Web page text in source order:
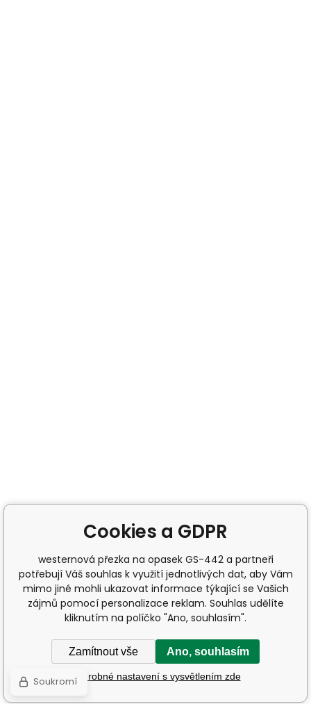
Cookies a GDPR
westernová přezka na opasek GS-442 a partneři
potřebují Váš souhlas k využití jednotlivých dat, aby Vám
mimo jiné mohli ukazovat informace týkající se Vašich
zájmů pomocí personalizace reklam. Souhlas udělíte
kliknutím na políčko "Ano, souhlasím".
Zamítnout vše Ano, souhlasím
Podrobné nastavení s vysvětlením zde
Soukromí